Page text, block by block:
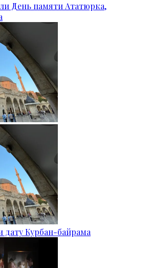
День памяти Ататюрка,
Курбан-байрама